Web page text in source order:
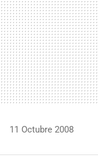
11 Octubre 2008